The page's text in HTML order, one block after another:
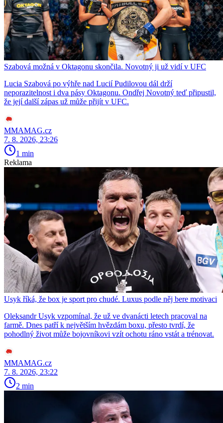
Szabová možná v Oktagonu skončila. Novotný ji už vidí v UFC
Lucia Szabová po výhře nad Lucií Pudilovou dál drží
neporazitelnost i dva pásy Oktagonu. Ondřej Novotný teď připustil,
že její další zápas už může přijít v UFC.
MMAMAG.cz
7. 8. 2026, 23:26
1 min
Reklama
Usyk říká, že box je sport pro chudé. Luxus podle něj bere motivaci
Oleksandr Usyk vzpomínal, že už ve dvanácti letech pracoval na
farmě. Dnes patří k největším hvězdám boxu, přesto tvrdí, že
pohodlný život může bojovníkovi vzít ochotu ráno vstát a trénovat.
MMAMAG.cz
7. 8. 2026, 23:22
2 min